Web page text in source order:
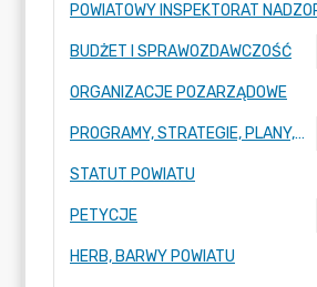
BUDŻET I SPRAWOZDAWCZOŚĆ
ORGANIZACJE POZARZĄDOWE
PROGRAMY, STRATEGIE, PLANY, RAPORTY
STATUT POWIATU
PETYCJE
HERB, BARWY POWIATU